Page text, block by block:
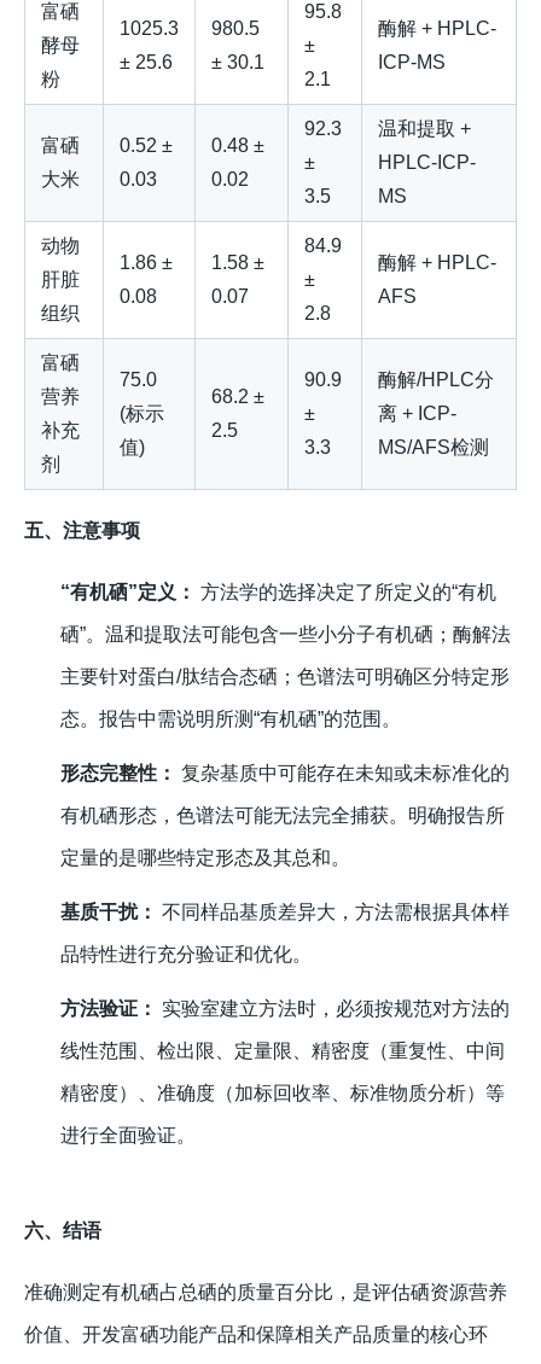
富硒
酵母
粉
1025.3
± 25.6
980.5
± 30.1
95.8
±
2.1
酶解 + HPLC-
ICP-MS
富硒
大米
0.52 ±
0.03
0.48 ±
0.02
92.3
±
3.5
温和提取 +
HPLC-ICP-
MS
动物
肝脏
组织
1.86 ±
0.08
1.58 ±
0.07
84.9
±
2.8
酶解 + HPLC-
AFS
富硒
营养
补充
剂
75.0
(标示
值)
68.2 ±
2.5
90.9
±
3.3
酶解/HPLC分
离 + ICP-
MS/AFS检测
五、注意事项
“有机硒”定义： 方法学的选择决定了所定义的“有机
硒”。温和提取法可能包含一些小分子有机硒；酶解法
主要针对蛋白/肽结合态硒；色谱法可明确区分特定形
态。报告中需说明所测“有机硒”的范围。
形态完整性： 复杂基质中可能存在未知或未标准化的
有机硒形态，色谱法可能无法完全捕获。明确报告所
定量的是哪些特定形态及其总和。
基质干扰： 不同样品基质差异大，方法需根据具体样
品特性进行充分验证和优化。
方法验证： 实验室建立方法时，必须按规范对方法的
线性范围、检出限、定量限、精密度（重复性、中间
精密度）、准确度（加标回收率、标准物质分析）等
进行全面验证。
六、结语
准确测定有机硒占总硒的质量百分比，是评估硒资源营养
价值、开发富硒功能产品和保障相关产品质量的核心环